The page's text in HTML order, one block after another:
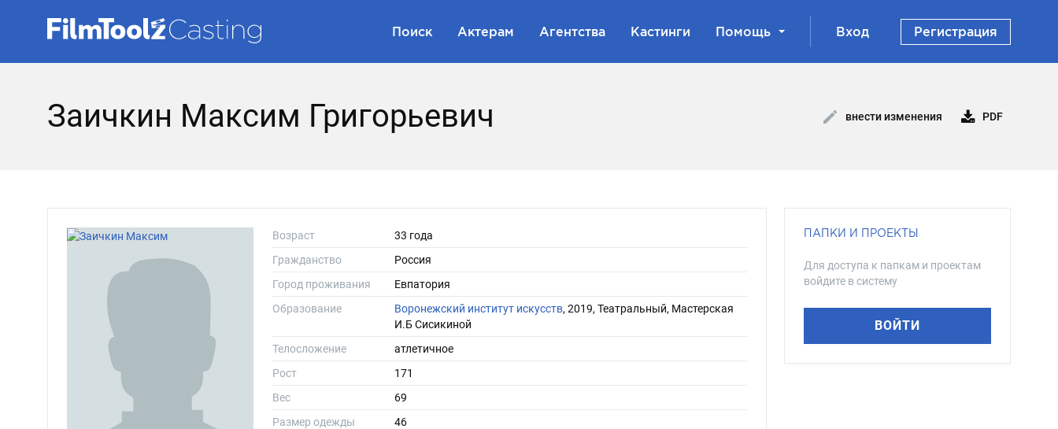
Поиск Актерам Агентства Кастинги Помощь Вход Регистрация
Заичкин Максим Григорьевич внести изменения PDF
Возраст
33 года
Гражданство
Россия
Город проживания
Евпатория
Образование
Воронежский институт искусств, 2019, Театральный, Мастерская
И.Б Сисикиной
Телосложение
атлетичное
Рост
171
Вес
69
Размер одежды
46
ПАПКИ И ПРОЕКТЫ
Для доступа к папкам и проектам
войдите в систему
ВОЙТИ